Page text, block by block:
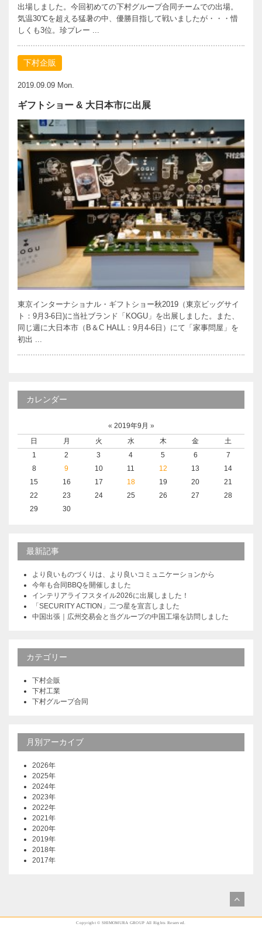
出場しました。今回初めての下村グループ合同チームでの出場。
気温30℃を超える猛暑の中、優勝目指して戦いましたが・・・惜
しくも3位。珍プレー ...
下村企販
2019.09.09 Mon.
ギフトショー & 大日本市に出展
東京インターナショナル・ギフトショー秋2019（東京ビッグサイ
ト：9月3-6日)に当社ブランド「KOGU」を出展しました。また、
同じ週に大日本市（B＆C HALL：9月4-6日）にて「家事問屋」を
初出 ...
カレンダー
« 2019年9月 »
日
月 火 水 木 金
土
1
2 3 4 5 6
7
8
9 10 11 12 13
14
15
16 17 18 19 20
21
22
23 24 25 26 27
28
29
30
最新記事
より良いものづくりは、より良いコミュニケーションから
今年も合同BBQを開催しました
インテリアライフスタイル2026に出展しました！
「SECURITY ACTION」二つ星を宣言しました
中国出張｜広州交易会と当グループの中国工場を訪問しました
カテゴリー
下村企販
下村工業
下村グループ合同
月別アーカイブ
2026年
2025年
2024年
2023年
2022年
2021年
2020年
2019年
2018年
2017年
Copyright © SHIMOMURA GROUP All Rights Reserved.